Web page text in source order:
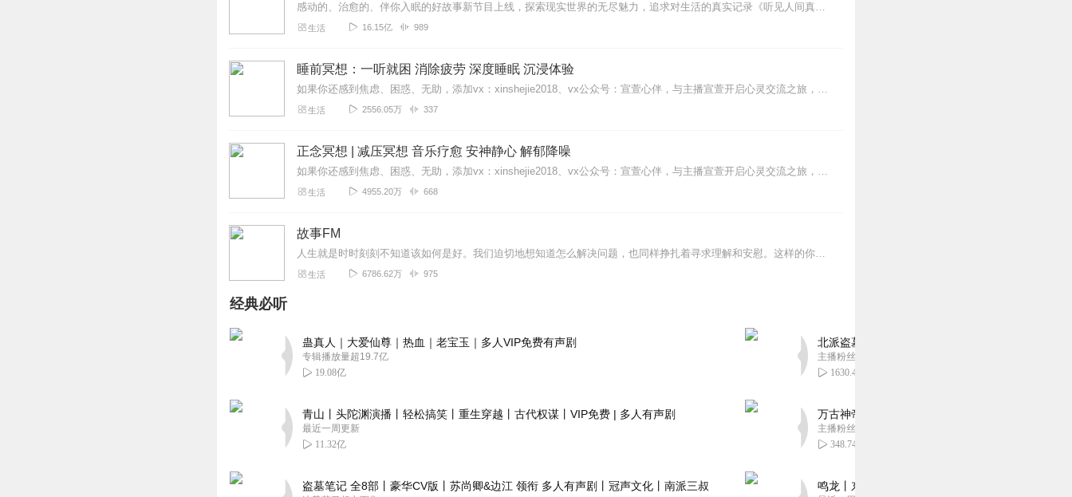
感动的、治愈的、伴你入眠的好故事新节目上线，探索现实世界的无尽魅力，追求对生活的真实记录《听见人间真相》（点击名称，直达专辑）网易人间故事集持续更新中，邀您关注...
生活 16.15亿 989
睡前冥想：一听就困 消除疲劳 深度睡眠 沉浸体验
如果你还感到焦虑、困惑、无助，添加vx：xinshejie2018、vx公众号：宣萱心伴，与主播宣萱开启心灵交流之旅，共建温暖的精神家园！如果你喜欢我的内容，请...
生活 2556.05万 337
正念冥想 | 减压冥想 音乐疗愈 安神静心 解郁降噪
如果你还感到焦虑、困惑、无助，添加vx：xinshejie2018、vx公众号：宣萱心伴，与主播宣萱开启心灵交流之旅，共建温暖的精神家园！如果你喜欢我的内容，请...
生活 4955.20万 668
故事FM
人生就是时时刻刻不知道该如何是好。我们迫切地想知道怎么解决问题，也同样挣扎着寻求理解和安慰。这样的你，并不孤独。重获新生的抑郁症病人；用一辈子摆脱原生家庭阴影的...
生活 6786.62万 975
经典必听
蛊真人｜大爱仙尊｜热血｜老宝玉｜多人VIP免费有声剧
专辑播放量超19.7亿
19.08亿
青山丨头陀渊演播丨轻松搞笑丨重生穿越丨古代权谋丨VIP免费 | 多人有声剧
最近一周更新
11.32亿
盗墓笔记 全8部丨豪华CV版丨苏尚卿&边江 领衔 多人有声剧丨冠声文化丨南派三叔
北派盗墓笔记丨头陀渊出品丨悬疑灵异丨摸金校尉
主播粉丝1659万
1630.46万
万古神帝丨玄幻丨热血丨紫襟团队演播丨多人有声
主播粉丝2836万
348.74万
鸣龙丨东方玄幻丨紫襟团队丨轻松搞笑丨多人有声